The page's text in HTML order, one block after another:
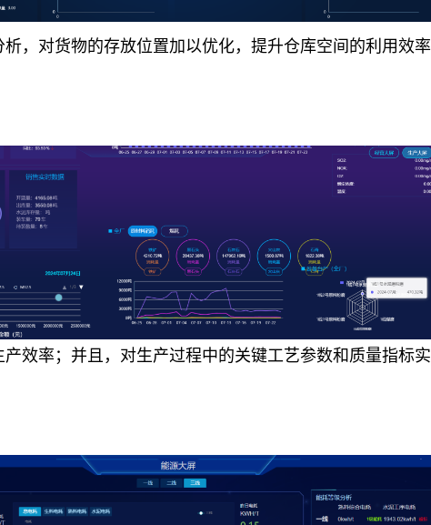
，对货物的存放位置加以优化，提升仓库空间的利用效率
效率；并且，对生产过程中的关键工艺参数和质量指标实